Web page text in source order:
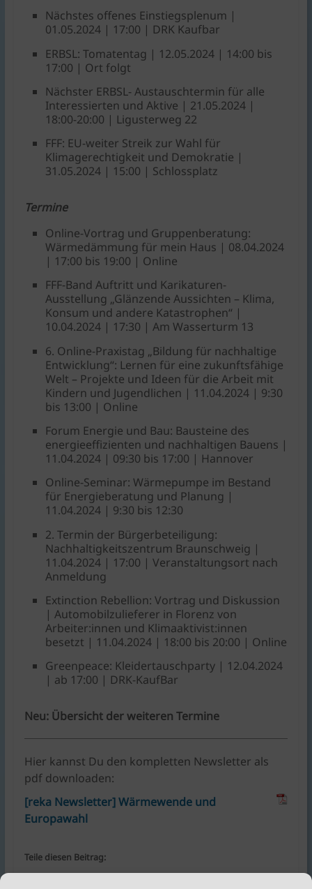
Nächstes offenes Einstiegsplenum |
01.05.2024 | 17:00 | DRK Kaufbar
ERBSL: Tomatentag | 12.05.2024 | 14:00 bis
17:00 | Ort folgt
Nächster ERBSL- Austauschtermin für alle
Interessierten und Aktive | 21.05.2024 |
18:00-20:00 | Ligusterweg 22
FFF: EU-weiter Streik zur Wahl für
Klimagerechtigkeit und Demokratie |
31.05.2024 | 15:00 | Schlossplatz
Termine
Online-Vortrag und Gruppenberatung:
Wärmedämmung für mein Haus | 08.04.2024
| 17:00 bis 19:00 | Online
FFF-Band Auftritt und Karikaturen-
Ausstellung „Glänzende Aussichten – Klima,
Konsum und andere Katastrophen“ |
10.04.2024 | 17:30 | Am Wasserturm 13
6. Online-Praxistag „Bildung für nachhaltige
Entwicklung“: Lernen für eine zukunftsfähige
Welt – Projekte und Ideen für die Arbeit mit
Kindern und Jugendlichen | 11.04.2024 | 9:30
bis 13:00 | Online
Forum Energie und Bau: Bausteine des
energieeffizienten und nachhaltigen Bauens |
11.04.2024 | 09:30 bis 17:00 | Hannover
Online-Seminar: Wärmepumpe im Bestand
für Energieberatung und Planung |
11.04.2024 | 9:30 bis 12:30
2. Termin der Bürgerbeteiligung:
Nachhaltigkeitszentrum Braunschweig |
11.04.2024 | 17:00 | Veranstaltungsort nach
Anmeldung
Extinction Rebellion: Vortrag und Diskussion
| Automobilzulieferer in Florenz von
Arbeiter:innen und Klimaaktivist:innen
besetzt | 11.04.2024 | 18:00 bis 20:00 | Online
Greenpeace: Kleidertauschparty | 12.04.2024
| ab 17:00 | DRK-KaufBar
Neu: Übersicht der weiteren Termine
Hier kannst Du den kompletten Newsletter als
pdf downloaden:
[reka Newsletter] Wärmewende und
Europawahl
Teile diesen Beitrag: